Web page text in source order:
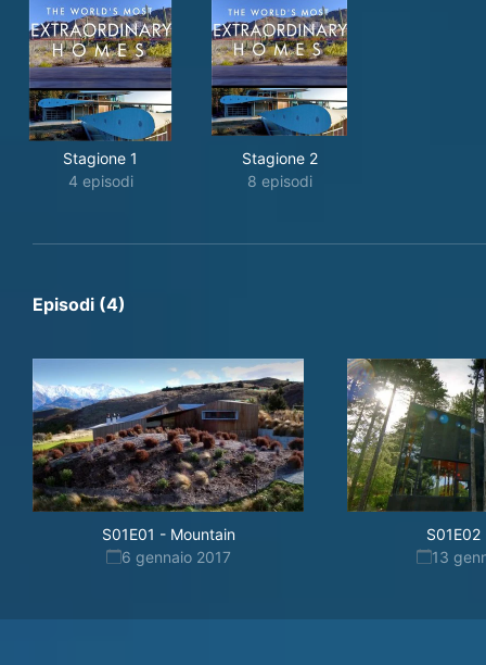
Stagione 1
4 episodi
Stagione 2
8 episodi
Episodi (4)
S01E01 - Mountain
6 gennaio 2017
S01E02
13